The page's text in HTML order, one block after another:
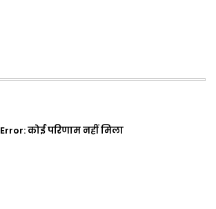
Error:कोई परिणाम नहीं मिला